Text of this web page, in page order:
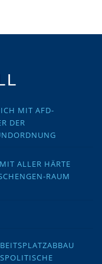
MIT AFD-
DER
ALLER HÄRTE
RAUM